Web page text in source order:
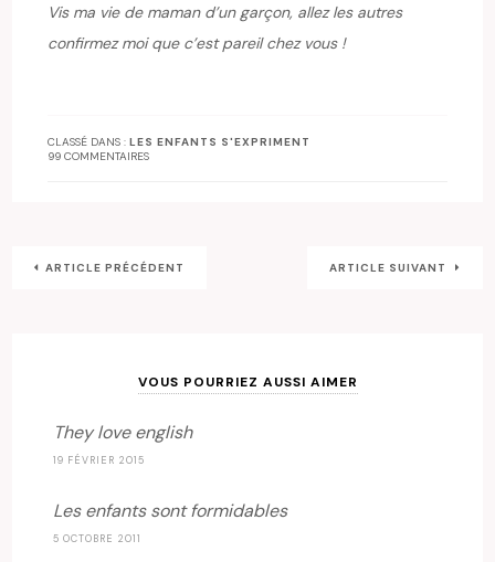
Vis ma vie de maman d’un garçon, allez les autres
confirmez moi que c’est pareil chez vous !
CLASSÉ DANS :LES ENFANTS S'EXPRIMENT
99 COMMENTAIRES
ARTICLE PRÉCÉDENT ARTICLE SUIVANT
VOUS POURRIEZ AUSSI AIMER
They love english
19 FÉVRIER 2015
Les enfants sont formidables
5 OCTOBRE 2011